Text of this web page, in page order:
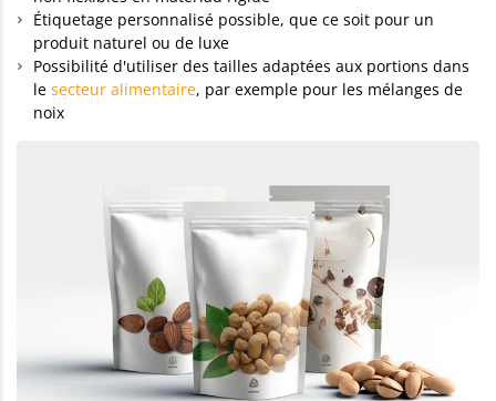
Étiquetage personnalisé possible, que ce soit pour un
produit naturel ou de luxe
Possibilité d'utiliser des tailles adaptées aux portions dans
le secteur alimentaire, par exemple pour les mélanges de
noix